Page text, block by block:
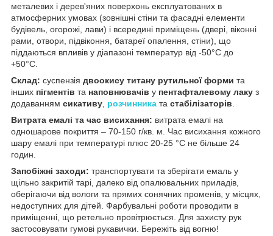
металевих і дерев'яних поверхонь експлуатованих в
атмосферних умовах (зовнішні стіни та фасадні елементи
будівель, огорожі, лави) і всередині приміщень (двері, віконні
рами, отвори, підвіконня, батареї опалення, стіни), що
піддаються впливів у діапазоні температур від -50°C до
+50°C.
Склад: суспензія двоокису титану рутильної форми та
інших пігментів та наповнювачів у пентафталевому лаку з
додаванням сикативу розчинника та стабілізаторів
Витрата емалі та час висихання: витрата емалі на
одношарове покриття – 70-150 г/кв. м. Час висихання кожного
шару емалі при температурі плюс 20-25 °C не більше 24
годин.
Запобіжні заходи: транспортувати та зберігати емаль у
щільно закритій тарі, далеко від опалювальних приладів,
оберігаючи від вологи та прямих сонячних променів, у місцях,
недоступних для дітей. Фарбувальні роботи проводити в
приміщенні, що ретельно провітрюється. Для захисту рук
застосовувати гумові рукавички. Бережіть від вогню!